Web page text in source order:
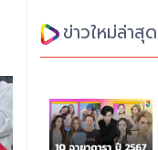
ข่าวใหม่ล่าสุด